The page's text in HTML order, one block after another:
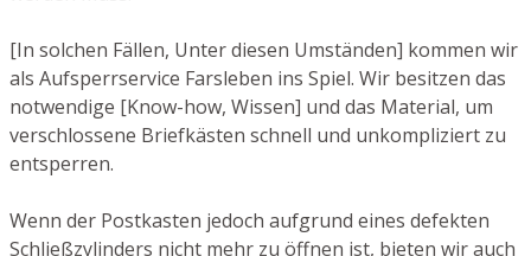
[In solchen Fällen, Unter diesen Umständen] kommen wir
als Aufsperrservice Farsleben ins Spiel. Wir besitzen das
notwendige [Know-how, Wissen] und das Material, um
verschlossene Briefkästen schnell und unkompliziert zu
entsperren.
Wenn der Postkasten jedoch aufgrund eines defekten
Schließzylinders nicht mehr zu öffnen ist, bieten wir auch